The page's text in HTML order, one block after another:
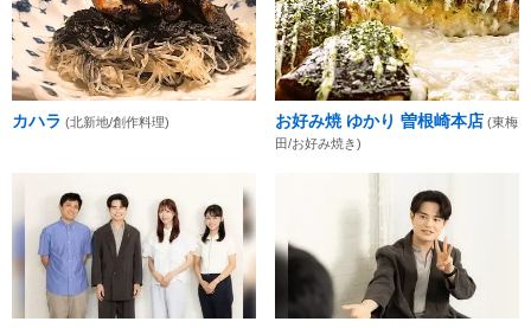
カハラ (北新地/創作料理) お好み焼 ゆかり 曽根崎本店 (東梅
田/お好み焼き)